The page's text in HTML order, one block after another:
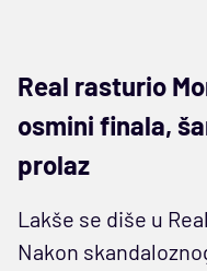
Real rasturio
osmini finala,
prolaz
Lakše se diše u
Nakon